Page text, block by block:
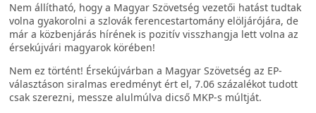
Nem állítható, hogy a Magyar Szövetség vezetői hatást tudtak
volna gyakorolni a szlovák ferencestartomány elöljárójára, de
már a közbenjárás hírének is pozitív visszhangja lett volna az
érsekújvári magyarok körében!
Nem ez történt! Érsekújvárban a Magyar Szövetség az EP-
választáson siralmas eredményt ért el, 7.06 százalékot tudott
csak szerezni, messze alulmúlva dicső MKP-s múltját.